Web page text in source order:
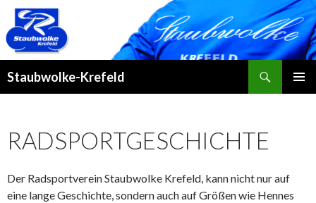
Staubwolke-Krefeld
RADSPORTGESCHICHTE
Der Radsportverein Staubwolke Krefeld, kann nicht nur auf
eine lange Geschichte, sondern auch auf Größen wie Hennes